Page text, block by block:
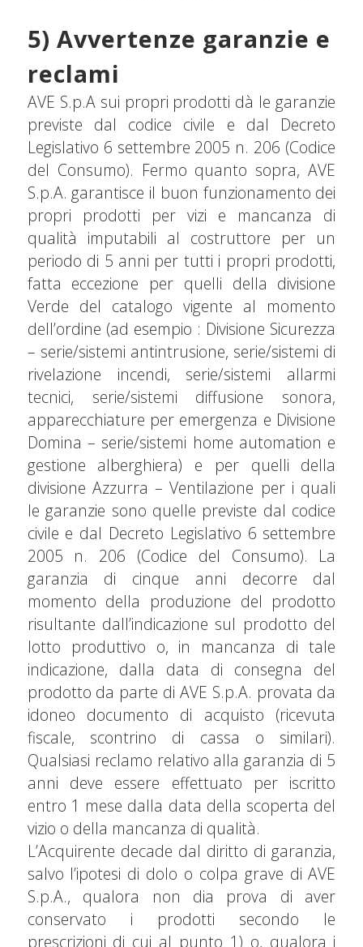
5) Avvertenze garanzie e
reclami
AVE S.p.A sui propri prodotti dà le garanzie
previste dal codice civile e dal Decreto
Legislativo 6 settembre 2005 n. 206 (Codice
del Consumo). Fermo quanto sopra, AVE
S.p.A. garantisce il buon funzionamento dei
propri prodotti per vizi e mancanza di
qualità imputabili al costruttore per un
periodo di 5 anni per tutti i propri prodotti,
fatta eccezione per quelli della divisione
Verde del catalogo vigente al momento
dell’ordine (ad esempio : Divisione Sicurezza
– serie/sistemi antintrusione, serie/sistemi di
rivelazione incendi, serie/sistemi allarmi
tecnici, serie/sistemi diffusione sonora,
apparecchiature per emergenza e Divisione
Domina – serie/sistemi home automation e
gestione alberghiera) e per quelli della
divisione Azzurra – Ventilazione per i quali
le garanzie sono quelle previste dal codice
civile e dal Decreto Legislativo 6 settembre
2005 n. 206 (Codice del Consumo). La
garanzia di cinque anni decorre dal
momento della produzione del prodotto
risultante dall’indicazione sul prodotto del
lotto produttivo o, in mancanza di tale
indicazione, dalla data di consegna del
prodotto da parte di AVE S.p.A. provata da
idoneo documento di acquisto (ricevuta
fiscale, scontrino di cassa o similari).
Qualsiasi reclamo relativo alla garanzia di 5
anni deve essere effettuato per iscritto
entro 1 mese dalla data della scoperta del
vizio o della mancanza di qualità.
L’Acquirente decade dal diritto di garanzia,
salvo l’ipotesi di dolo o colpa grave di AVE
S.p.A., qualora non dia prova di aver
conservato i prodotti secondo le
prescrizioni di cui al punto 1) o, qualora i